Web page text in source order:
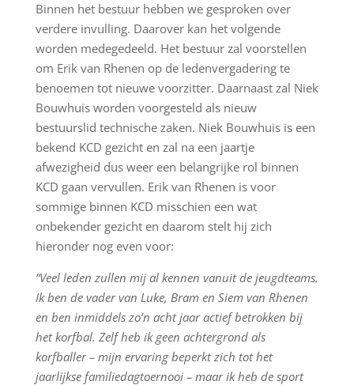
Binnen het bestuur hebben we gesproken over
verdere invulling. Daarover kan het volgende
worden medegedeeld. Het bestuur zal voorstellen
om Erik van Rhenen op de ledenvergadering te
benoemen tot nieuwe voorzitter. Daarnaast zal Niek
Bouwhuis worden voorgesteld als nieuw
bestuurslid technische zaken. Niek Bouwhuis is een
bekend KCD gezicht en zal na een jaartje
afwezigheid dus weer een belangrijke rol binnen
KCD gaan vervullen. Erik van Rhenen is voor
sommige binnen KCD misschien een wat
onbekender gezicht en daarom stelt hij zich
hieronder nog even voor:
“Veel leden zullen mij al kennen vanuit de jeugdteams.
Ik ben de vader van Luke, Bram en Siem van Rhenen
en ben inmiddels zo’n acht jaar actief betrokken bij
het korfbal. Zelf heb ik geen achtergrond als
korfballer – mijn ervaring beperkt zich tot het
jaarlijkse familiedagtoernooi – maar ik heb de sport